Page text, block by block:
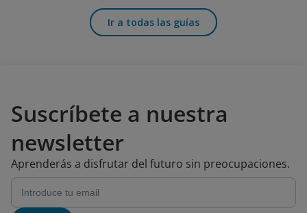
Ir a todas las guías
Suscríbete a nuestra
newsletter
Aprenderás a disfrutar del futuro sin preocupaciones.